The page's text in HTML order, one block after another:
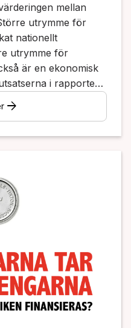
mellan
utrymme för
nationellt
utrymme för
är en ekonomisk
i rapporten
arrow_forward